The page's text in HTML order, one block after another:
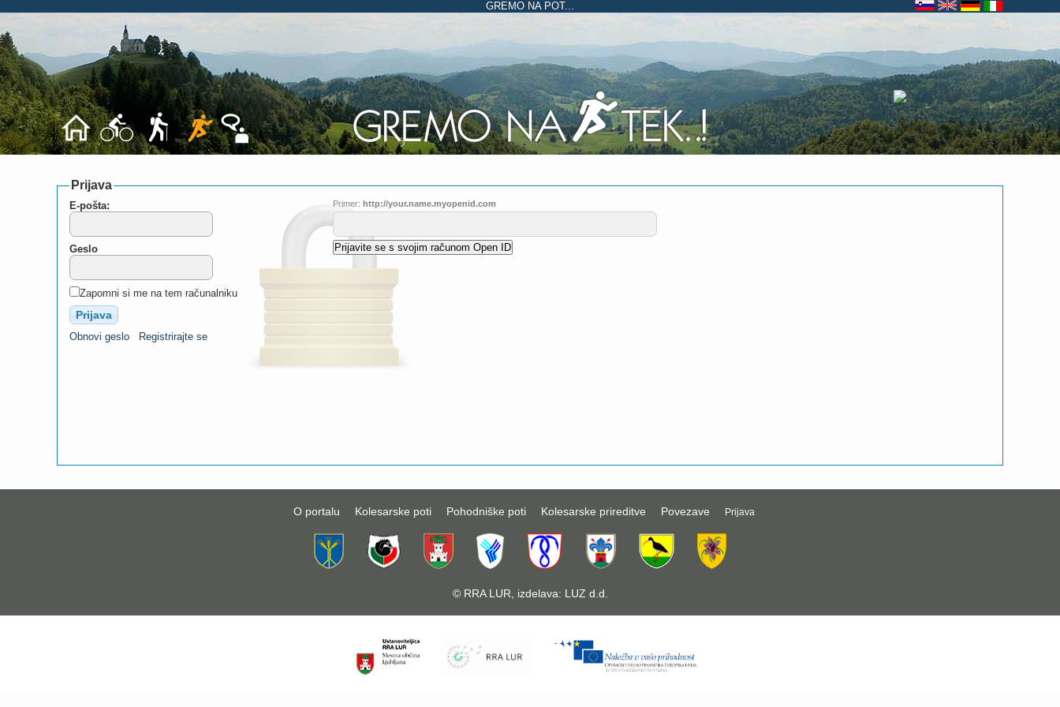
GREMO NA POT...
Prijava
E-pošta:
Geslo
Zapomni si me na tem računalniku
Obnovi geslo Registrirajte se
Primer: http://your.name.myopenid.com
O portalu Kolesarske poti Pohodniške poti Kolesarske prireditve Povezave Prijava
© RRA LUR , izdelava: LUZ d.d.